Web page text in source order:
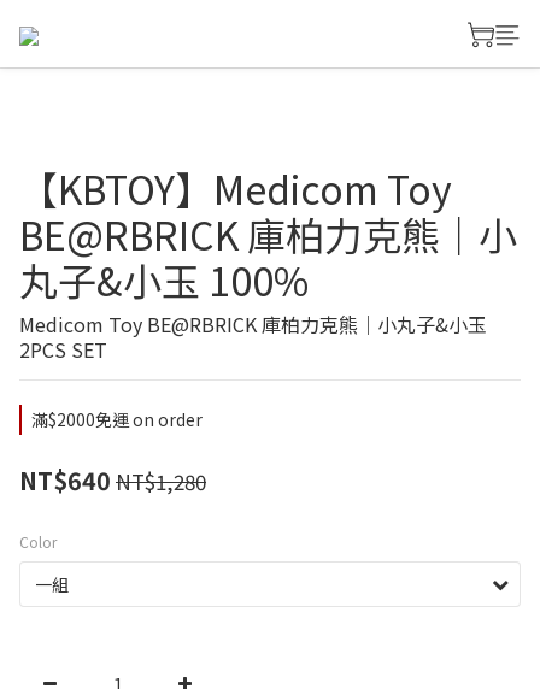
【KBTOY】Medicom Toy
BE@RBRICK 庫柏力克熊｜小
丸子&小玉 100%
Medicom Toy BE@RBRICK 庫柏力克熊｜小丸子&小玉
2PCS SET
滿$2000免運 on order
NT$640 NT$1,280
Color